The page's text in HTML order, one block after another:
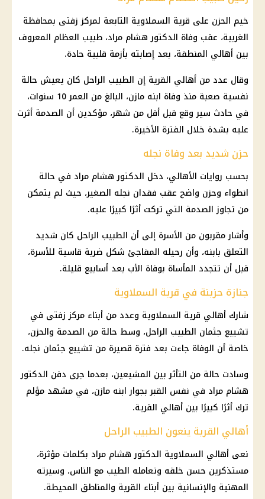
خيم الحزن على قرية السملاوية التابعة لمركز زفتى بمحافظة
الغربية، عقب وفاة الدكتور هشام مراد، طبيب العظام المعروف
بين أهالي المنطقة، بعد إصابته بأزمة قلبية حادة.
وقال عدد من أهالي القرية إن الطبيب الراحل كان يعيش حالة
نفسية صعبة منذ وفاة ابنه مازن، البالغ من العمر 10 سنوات،
في حادث سيروقع قبل أقل من شهر، مؤكدين أن الصدمة أثرت
عليه بشدة خلال الفترة الأخيرة.
حزن شديد بعد وفاة نجله
بحسب روايات الأهالي، دخل الدكتور هشام مراد في حالة
انطواء وحزن واضح عقب فقدان نجله الصغير، حيث لم يتمكن
من تجاوز الصدمة التي تركت أثرًا كبيرًا عليه.
وأشار مقربون من الأسرة إلى أن الطبيب الراحل كان شديد
التعلق بابنه، وأن رحيله المفاجئ شكل ضربة قاسية للأسرة،
قبل أن تتجدد المأساة بوفاة الأب بعد أسابيع قليلة.
جنازة حزينة في قرية السملاوية
شارك أهالي قرية السملاوية وعدد من أبناء مركز زفتى في
تشييع جثمان الطبيب الراحل، وسط حالة من الصدمة والحزن،
خاصة أن الوفاة جاءت بعد فترة قصيرة من تشييع جثمان نجله.
وسادت حالة من التأثر بين المشيعين، بعدما جرى دفن الدكتور
هشام مراد في نفس القبر بجوار ابنه مازن، في مشهد مؤلم
ترك أثرًا كبيرًا بين أهالي القرية.
أهالي القرية ينعون الطبيب الراحل
نعى أهالي السملاوية الدكتور هشام مراد بكلمات مؤثرة،
مستذكرين حسن خلقه وتعامله الطيب مع الناس، وسيرته
المهنية والإنسانية بين أبناء القرية والمناطق المحيطة.